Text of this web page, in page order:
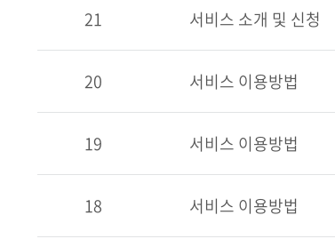
21 서비스 소개 및 신청
20 서비스 이용방법
19 서비스 이용방법
18 서비스 이용방법